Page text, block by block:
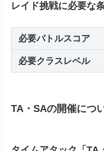
レイド挑戦に必要な
必要バトルスコア
必要クラスレベル
TA・SAの開催につ